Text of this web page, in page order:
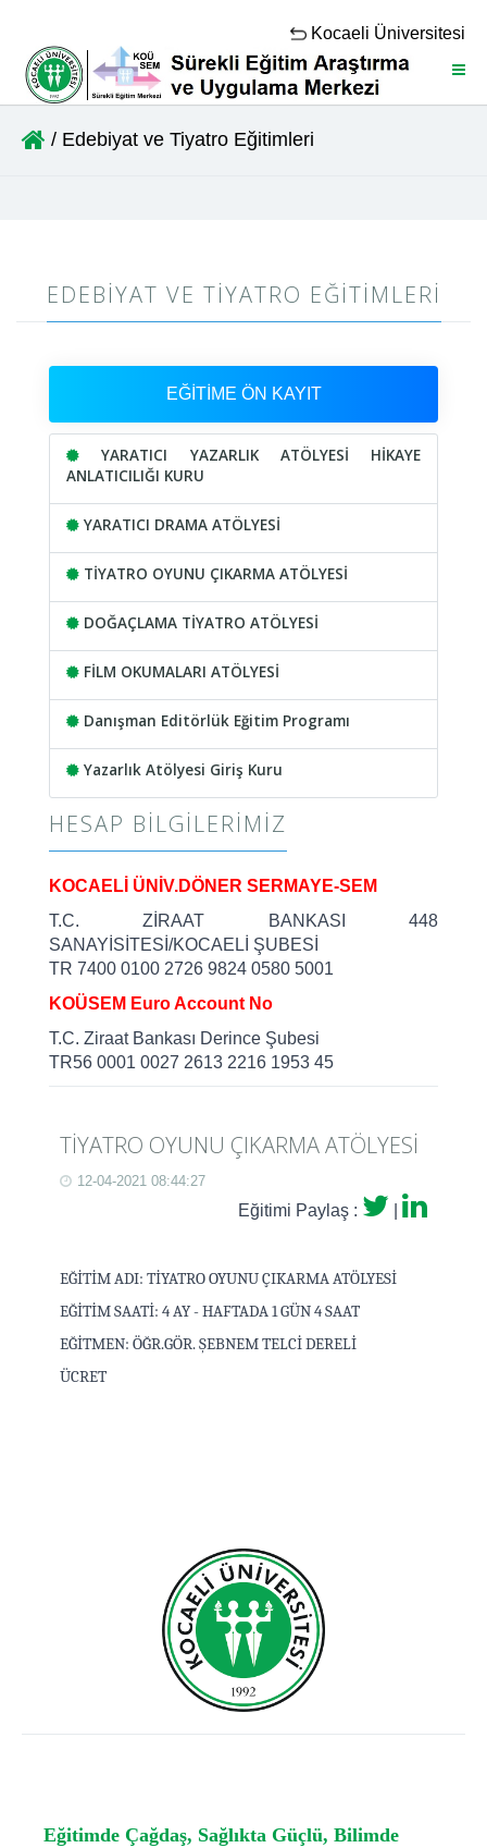
Kocaeli Üniversitesi
/ Edebiyat ve Tiyatro Eğitimleri
EDEBIYAT VE TIYATRO EĞITIMLERI
EĞİTİME ÖN KAYIT
YARATICI YAZARLIK ATÖLYESİ HİKAYE
ANLATICILIĞI KURU
YARATICI DRAMA ATÖLYESİ
TİYATRO OYUNU ÇIKARMA ATÖLYESİ
DOĞAÇLAMA TİYATRO ATÖLYESİ
FİLM OKUMALARI ATÖLYESİ
Danışman Editörlük Eğitim Programı
Yazarlık Atölyesi Giriş Kuru
HESAP BILGILERIMIZ
KOCAELİ ÜNİV.DÖNER SERMAYE-SEM
T.C. ZİRAAT BANKASI 448
SANAYİSİTESİ/KOCAELİ ŞUBESİ
TR 7400 0100 2726 9824 0580 5001
KOÜSEM Euro Account No
T.C. Ziraat Bankası Derince Şubesi
TR56 0001 0027 2613 2216 1953 45
TİYATRO OYUNU ÇIKARMA ATÖLYESİ
12-04-2021 08:44:27
Eğitimi Paylaş :
EĞİTİM ADI: TİYATRO OYUNU ÇIKARMA ATÖLYESİ
EĞİTİM SAATİ: 4 AY - HAFTADA 1 GÜN 4 SAAT
EĞİTMEN: ÖĞR.GÖR. ŞEBNEM TELCİ DERELİ
ÜCRET
Eğitimde Çağdaş, Sağlıkta Güçlü, Bilimde